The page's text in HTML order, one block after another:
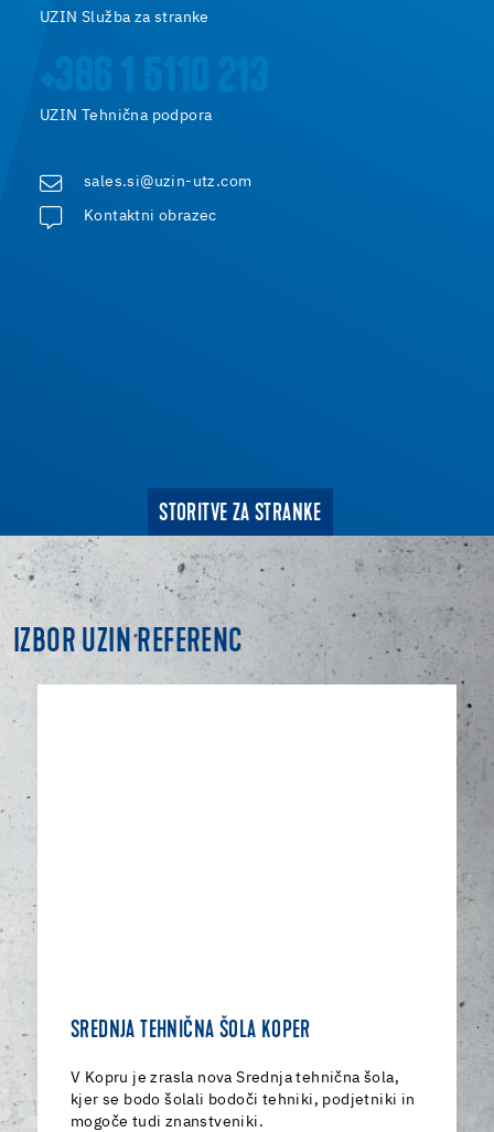
UZIN Služba za stranke
+386 1 5110 213
UZIN Tehnična podpora
sales.si@uzin-utz.com
Kontaktni obrazec
STORITVE ZA STRANKE
IZBOR UZIN REFERENC
SREDNJA TEHNIČNA ŠOLA KOPER
V Kopru je zrasla nova Srednja tehnična šola,
kjer se bodo šolali bodoči tehniki, podjetniki in
mogoče tudi znanstveniki.